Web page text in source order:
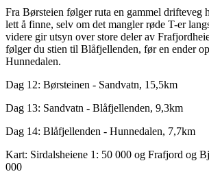
Fra Børsteien følger ruta en gammel drifteveg
lett å finne, selv om det mangler røde T-er
videre gir utsyn over store deler av
følger du stien til Blåfjellenden, før en ender
Hunnedalen.
Dag 12: Børsteinen - Sandvatn, 15,5km
Dag 13: Sandvatn - Blåfjellenden, 9,3km
Dag 14: Blåfjellenden - Hunnedalen, 7,7km
Kart: Sirdalsheiene 1: 50 000 og Frafjord og
000